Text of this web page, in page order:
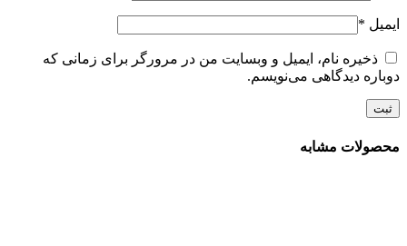
ایمیل *
ذخیره نام، ایمیل و وبسایت من در مرورگر برای زمانی که
دوباره دیدگاهی می‌نویسم.
محصولات مشابه